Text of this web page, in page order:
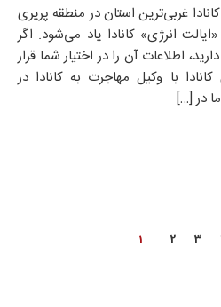
غربی‌ترین استان در منطقه پریری
انرژی» کانادا یاد می‌شود. اگر
اطلاعات آن را در اختیار شما قرار
با وکیل مهاجرت به کانادا در
در […]
1 2 3